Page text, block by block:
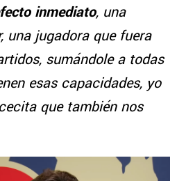
inmediato, una
una jugadora que fuera
sumándole a todas
esas capacidades, yo
que también nos